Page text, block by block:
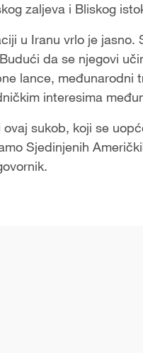
zaljeva i Bliskog
u Iranu vrlo je
da se njegovi
lance,
interesima
ovaj sukob, koji se
Sjedinjenih